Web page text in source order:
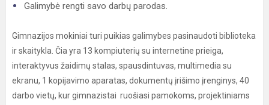
Galimybė rengti savo darbų parodas.
Gimnazijos mokiniai turi puikias galimybes pasinaudoti biblioteka
ir skaitykla. Čia yra 13 kompiuterių su internetine prieiga,
interaktyvus žaidimų stalas, spausdintuvas, multimedia su
ekranu, 1 kopijavimo aparatas, dokumentų įrišimo įrenginys, 40
darbo vietų, kur gimnazistai ruošiasi pamokoms, projektiniams